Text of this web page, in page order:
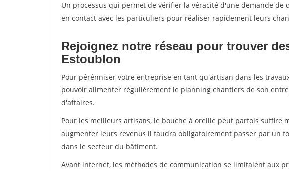
Un processus qui permet de vérifier la véracité d'une demande de
en contact avec les particuliers pour réaliser rapidement leurs
Rejoignez notre réseau pour trouver
Estoublon
Pour pérénniser votre entreprise en tant qu'artisan dans les
pouvoir alimenter régulièrement le planning chantiers de son
d'affaires.
Pour les meilleurs artisans, le bouche à oreille peut parfois suffire
augmenter leurs revenus il faudra obligatoirement passer par un
dans le secteur du bâtiment.
Avant internet, les méthodes de communication se limitaient aux